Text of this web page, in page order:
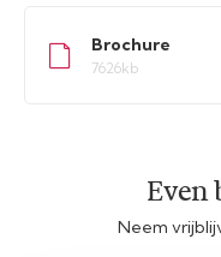
Brochure
7626kb
Even
Neem